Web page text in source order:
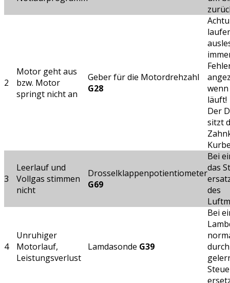
2
Motor geht aus
bzw. Motor
springt nicht an
Geber für die Motordrehzahl
G28
läuft!
Der
sitzt
3
Leerlauf und
Vollgas stimmen
nicht
Drosselklappenpotientiometer
G69
Bei
das
des
4
Unruhiger
Motorlauf,
Leistungsverlust
Lamdasonde G39
Bei